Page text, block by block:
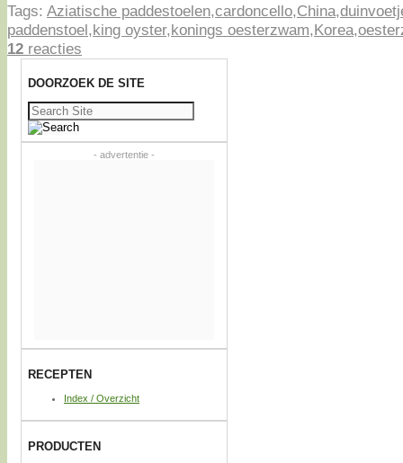
Tags: Aziatische paddestoelen,cardoncello,China,
paddenstoel,king oyster,konings oesterzwam,Korea,
12 reacties
DOORZOEK DE SITE
Zoeken
naar:
- advertentie -
RECEPTEN
Index / Overzicht
PRODUCTEN